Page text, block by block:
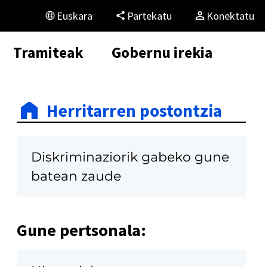
Euskara Partekatu Konektatu
Tramiteak Gobernu irekia
Herritarren postontzia
Diskriminaziorik gabeko gune
batean zaude
Gune pertsonala: